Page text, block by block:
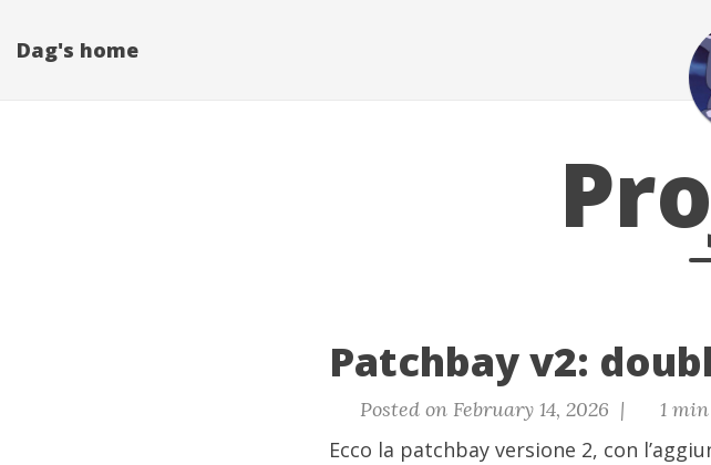
Dag's home
Patchbay v2:
Posted on February 14, 2026 | 1
Ecco la patchbay versione 2, con